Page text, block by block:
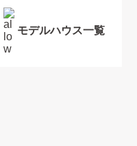
モデルハウス一覧